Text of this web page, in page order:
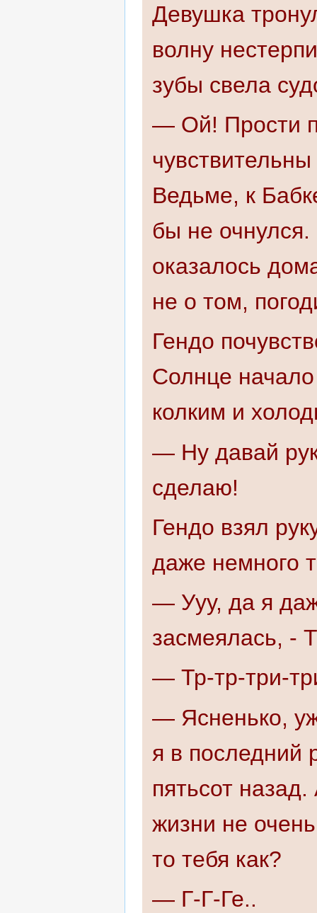
Девушка
волну
зубы свела
— Ой! Прости
Ведьме, к
бы не очнулся.
оказалось
не о том,
Гендо
Солнце начало
колким и
— Ну давай
сделаю!
Гендо взял
даже немного
— Ууу, да я
засмеялась, -
— Тр-тр-три-
— Ясненько,
я в последний
пятьсот
жизни не
то тебя как?
— Г-Г-Ге..